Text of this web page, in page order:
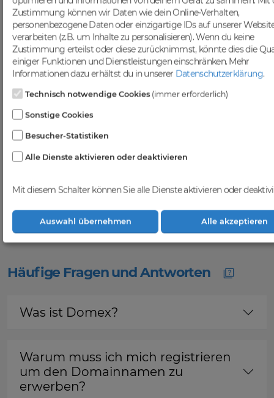
ansprechen. Nutze die Möglichkeit,
gezielten Traffic anzuziehen und deine
Sichtbarkeit in Suchmaschinen zu
steigern.
Profitiere von einer
vielfältigen Auswahl an
Domains
Bei DomainCatcher findest du eine
Domains, die darauf warten, von dir
vielfältigen Möglichkeiten, um deine
Geschäft erfolgreich im digitalen
Raum zu etablieren. Gemeinsam
realisieren wir deinen Erfolg im
Online-Bereich.
Häufige Fragen und Antworten
Was ist Domex?
Warum muss ich mich registrieren
um den Domainnamen zu
erwerben?
Zustimmung können wir Daten wie dein Online-Verhalten,
personenbezogene Daten oder einzigartige IDs auf unserer
verarbeiten (z.B. um Inhalte zu personalisieren). Wenn du keine
Zustimmung erteilst oder diese zurücknimmst, könnte dies die
einiger Funktionen und Dienstleistungen einschränken. Mehr
Informationen dazu erhältst du in unserer Datenschutzerklärung.
Technisch notwendige Cookies (immer erforderlich)
Sonstige Cookies
Besucher-Statistiken
Alle Dienste aktivieren oder deaktivieren
Mit diesem Schalter können Sie alle Dienste aktivieren oder
Auswahl übernehmen Alle akzeptieren